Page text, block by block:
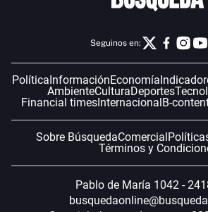
Seguinos en:
PolíticaInformaciónEconomía
AmbienteCulturaDeportes
Financial timesInternacionalB-
Sobre BúsquedaComercial
Términos y
Pablo de María 1042 -